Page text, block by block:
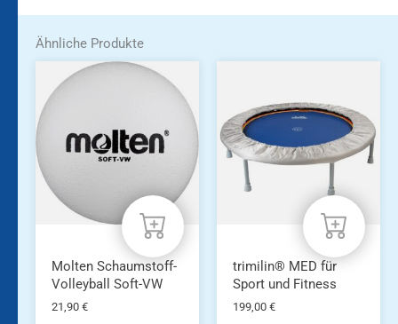
Ähnliche Produkte
Molten Schaumstoff-
Volleyball Soft-VW
21,90 €
trimilin® MED für
Sport und Fitness
199,00 €